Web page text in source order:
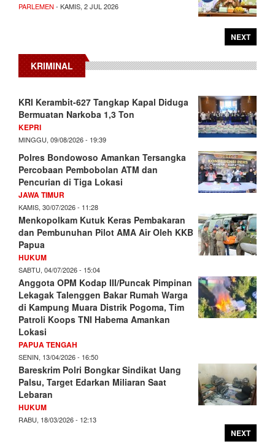
PARLEMEN - KAMIS, 2 JUL 2026
NEXT
KRIMINAL
KRI Kerambit-627 Tangkap Kapal Diduga
Bermuatan Narkoba 1,3 Ton
KEPRI
MINGGU, 09/08/2026 - 19:39
Polres Bondowoso Amankan Tersangka
Percobaan Pembobolan ATM dan
Pencurian di Tiga Lokasi
JAWA TIMUR
KAMIS, 30/07/2026 - 11:28
Menkopolkam Kutuk Keras Pembakaran
dan Pembunuhan Pilot AMA Air Oleh KKB
Papua
HUKUM
SABTU, 04/07/2026 - 15:04
Anggota OPM Kodap III/Puncak Pimpinan
Lekagak Talenggen Bakar Rumah Warga
di Kampung Muara Distrik Pogoma, Tim
Patroli Koops TNI Habema Amankan
Lokasi
PAPUA TENGAH
SENIN, 13/04/2026 - 16:50
Bareskrim Polri Bongkar Sindikat Uang
Palsu, Target Edarkan Miliaran Saat
Lebaran
HUKUM
RABU, 18/03/2026 - 12:13
NEXT